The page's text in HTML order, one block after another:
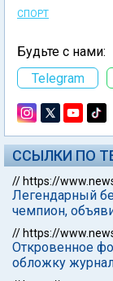
СПОРТ
Будьте с нами:
Telegram
ССЫЛКИ ПО
// https://
Легендарный
чемпион,
// https://
Откровенное
обложку